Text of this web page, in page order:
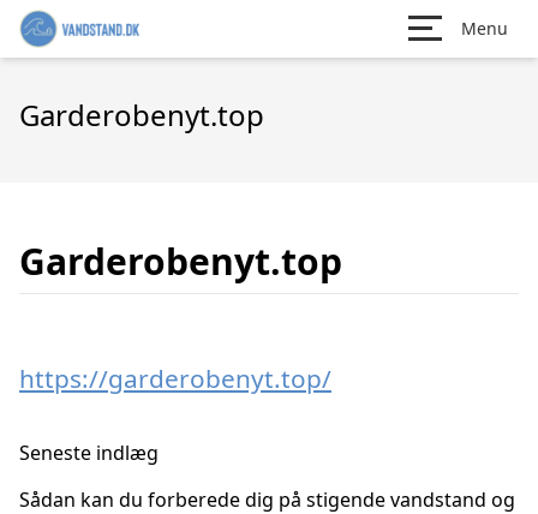
Menu
Garderobenyt.top
Garderobenyt.top
https://garderobenyt.top/
Seneste indlæg
Sådan kan du forberede dig på stigende vandstand og